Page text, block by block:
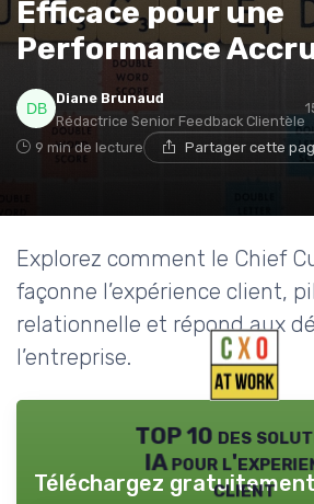
Efficace pour une
Performance
Diane Brunaud
Rédactrice Senior Feedback Clientèle
9 min de lecture Partager cette
Explorez comment le Chief
façonne l’expérience client,
relationnelle et répond aux
l’entreprise.
TOP 10 des
IA pour
client
Téléchargez